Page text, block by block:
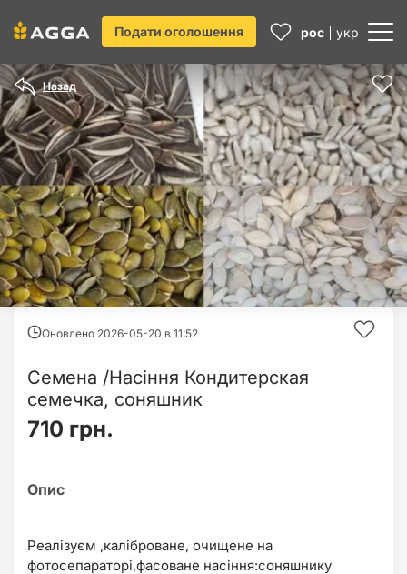
Подати оголошення рос укр
Назад
Оновлено 2026-05-20 в 11:52
Семена /Насіння Кондитерская
семечка, соняшник
710 грн.
Реалізуєм ,каліброване, очищене на
фотосепараторі,фасоване насіння:соняшнику